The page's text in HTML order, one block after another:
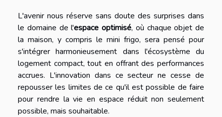
L'avenir nous réserve sans doute des surprises dans
le domaine de l'espace optimisé, où chaque objet de
la maison, y compris le mini frigo, sera pensé pour
s'intégrer harmonieusement dans l'écosystème du
logement compact, tout en offrant des performances
accrues. L'innovation dans ce secteur ne cesse de
repousser les limites de ce qu'il est possible de faire
pour rendre la vie en espace réduit non seulement
possible, mais souhaitable.